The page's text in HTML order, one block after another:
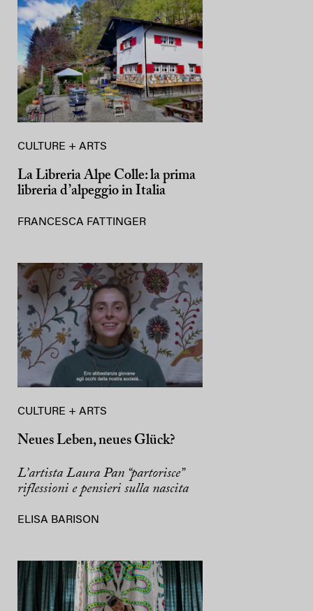
CULTURE + ARTS
La Libreria Alpe Colle: la prima
libreria d’alpeggio in Italia
FRANCESCA FATTINGER
CULTURE + ARTS
Neues Leben, neues Glück?
L’artista Laura Pan “partorisce”
riflessioni e pensieri sulla nascita
ELISA BARISON